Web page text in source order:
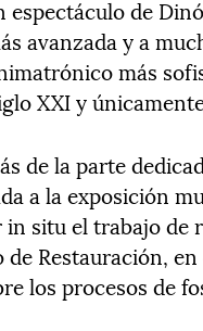
espectáculo de
avanzada y a
más
XXI y
de la parte
a la exposición
situ el trabajo de
Restauración,
los procesos de